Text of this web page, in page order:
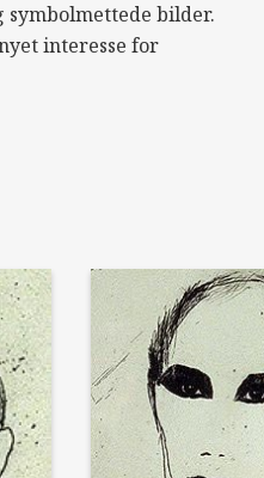
symbolmettede bilder.
interesse for